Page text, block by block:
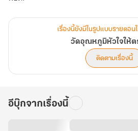
เรื่องนี้ยังมีในรูปแบบรายตอน
วัดอุณหภูมิหัวใจให้ต
ติดตามเรื่องนี้
อีบุ๊กจากเรื่องนี้